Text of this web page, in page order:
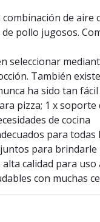
de aire
pollo jugosos.
seleccionar
También
ha sido tan fácil
pizza; 1 x
de cocina
para
para brindarle
calidad para
con muchas